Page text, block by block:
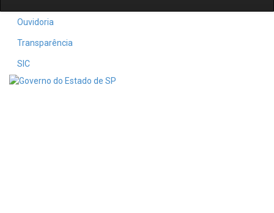
Ouvidoria
Transparência
SIC